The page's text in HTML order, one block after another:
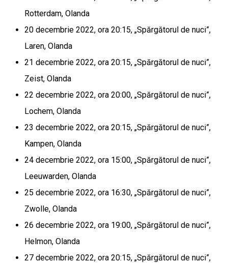
Rotterdam, Olanda
20 decembrie 2022, ora 20:15, „Spărgătorul de nuci”,
Laren, Olanda
21 decembrie 2022, ora 20:15, „Spărgătorul de nuci”,
Zeist, Olanda
22 decembrie 2022, ora 20:00, „Spărgătorul de nuci”,
Lochem, Olanda
23 decembrie 2022, ora 20:15, „Spărgătorul de nuci”,
Kampen, Olanda
24 decembrie 2022, ora 15:00, „Spărgătorul de nuci”,
Leeuwarden, Olanda
25 decembrie 2022, ora 16:30, „Spărgătorul de nuci”,
Zwolle, Olanda
26 decembrie 2022, ora 19:00, „Spărgătorul de nuci”,
Helmon, Olanda
27 decembrie 2022, ora 20:15, „Spărgătorul de nuci”,